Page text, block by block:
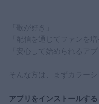
「歌が好き」
「配信を通じてファンを増
「安心して始められるア
そんな方は、まずカラー
アプリをインストールする